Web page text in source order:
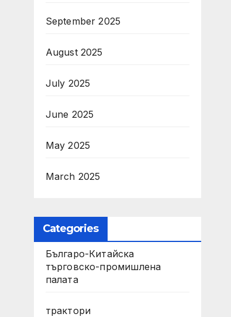
September 2025
August 2025
July 2025
June 2025
May 2025
March 2025
Categories
Българо-Китайска
търговско-промишлена
палата
трактори